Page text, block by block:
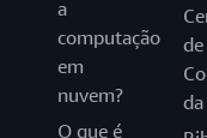
a
computação
em
nuvem?
O que é
de
da